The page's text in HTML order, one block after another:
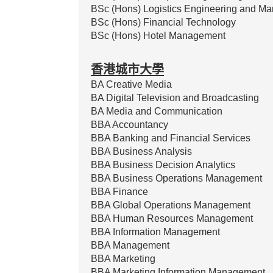
BSc (Hons) Logistics Engineering and
BSc (Hons) Financial Technology
BSc (Hons) Hotel Management
香港城市大學
BA Creative Media
BA Digital Television and Broadcasting
BA Media and Communication
BBA Accountancy
BBA Banking and Financial Services
BBA Business Analysis
BBA Business Decision Analytics
BBA Business Operations Management
BBA Finance
BBA Global Operations Management
BBA Human Resources Management
BBA Information Management
BBA Management
BBA Marketing